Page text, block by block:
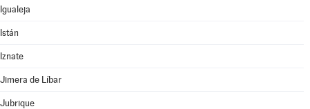
Igualeja
Istán
Iznate
Jimera de Líbar
Jubrique